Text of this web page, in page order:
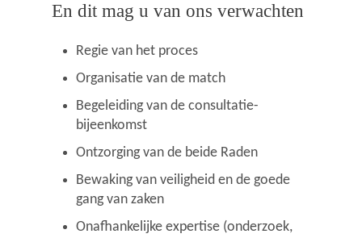
En dit mag u van ons verwachten
Regie van het proces
Organisatie van de match
Begeleiding van de consultatie-
bijeenkomst
Ontzorging van de beide Raden
Bewaking van veiligheid en de goede
gang van zaken
Onafhankelijke expertise (onderzoek,